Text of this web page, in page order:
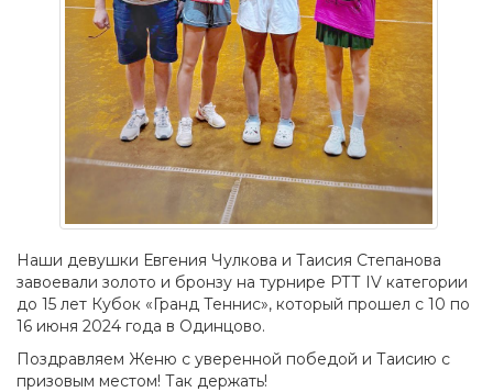
Наши девушки Евгения Чулкова и Таисия Степанова
завоевали золото и бронзу на турнире РТТ IV категории
до 15 лет Кубок «Гранд Теннис», который прошел с 10 по
16 июня 2024 года в Одинцово.
Поздравляем Женю с уверенной победой и Таисию с
призовым местом! Так держать!